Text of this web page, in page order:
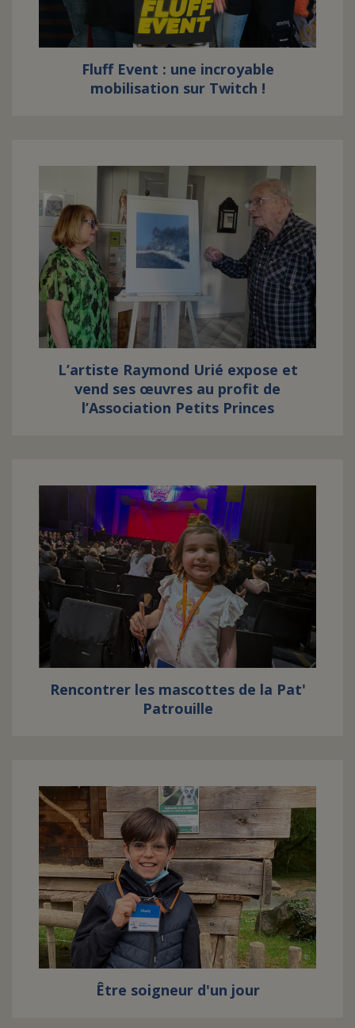
FAIRE UN DON
ASSURANCE VIE/LEGS
BÉNÉVOLE
DEVENIR
UN PETIT PRINCE
Fluff Event : une incroyable
mobilisation sur Twitch !
L’artiste Raymond Urié expose et
vend ses œuvres au profit de
l’Association Petits Princes
Rencontrer les mascottes de la Pat'
Patrouille
Être soigneur d'un jour